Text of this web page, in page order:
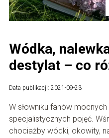
Wódka,
destylat – co
Data publikacji: 2021-09-23
W słowniku fanów
specjalistycznych pojęć.
chociażby wódki, okowity,